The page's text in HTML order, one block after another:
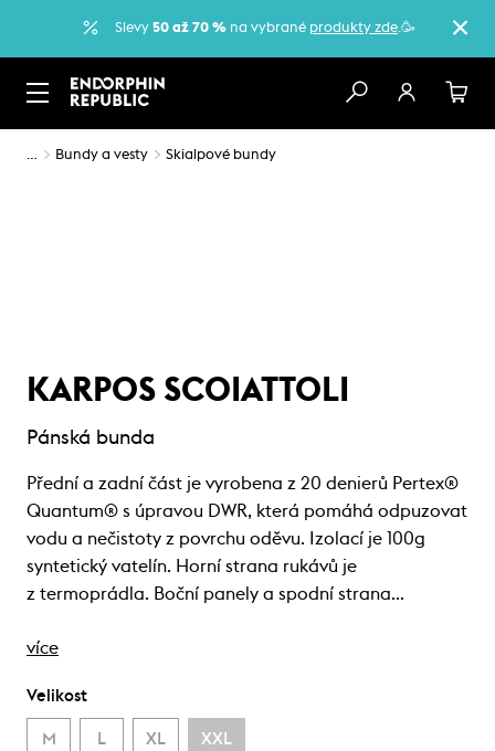
Slevy 50 až 70 % na vybrané produkty zde.🥳
… Bundy a vesty Skialpové bundy
KARPOS SCOIATTOLI
Pánská bunda
Přední a zadní část je vyrobena z 20 denierů Pertex®
Quantum® s úpravou DWR, která pomáhá odpuzovat
vodu a nečistoty z povrchu oděvu. Izolací je 100g
syntetický vatelín. Horní strana rukávů je
z termoprádla. Boční panely a spodní strana…
více
Velikost
M L XL XXL